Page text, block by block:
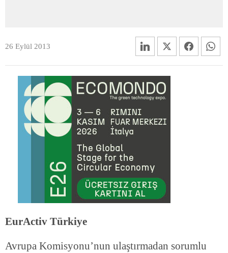
26 Eylül 2013
EurActiv Türkiye
Avrupa Komisyonu’nun ulaştırmadan sorumlu